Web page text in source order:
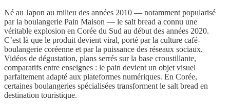
Né au Japon au milieu des années 2010 — notamment popularisé
par la boulangerie Pain Maison — le salt bread a connu une
véritable explosion en Corée du Sud au début des années 2020.
C’est là que le produit devient viral, porté par la culture café-
boulangerie coréenne et par la puissance des réseaux sociaux.
Vidéos de dégustation, plans serrés sur la base croustillante,
comparatifs entre enseignes : le pain devient un objet visuel
parfaitement adapté aux plateformes numériques. En Corée,
certaines boulangeries spécialisées transforment le salt bread en
destination touristique.